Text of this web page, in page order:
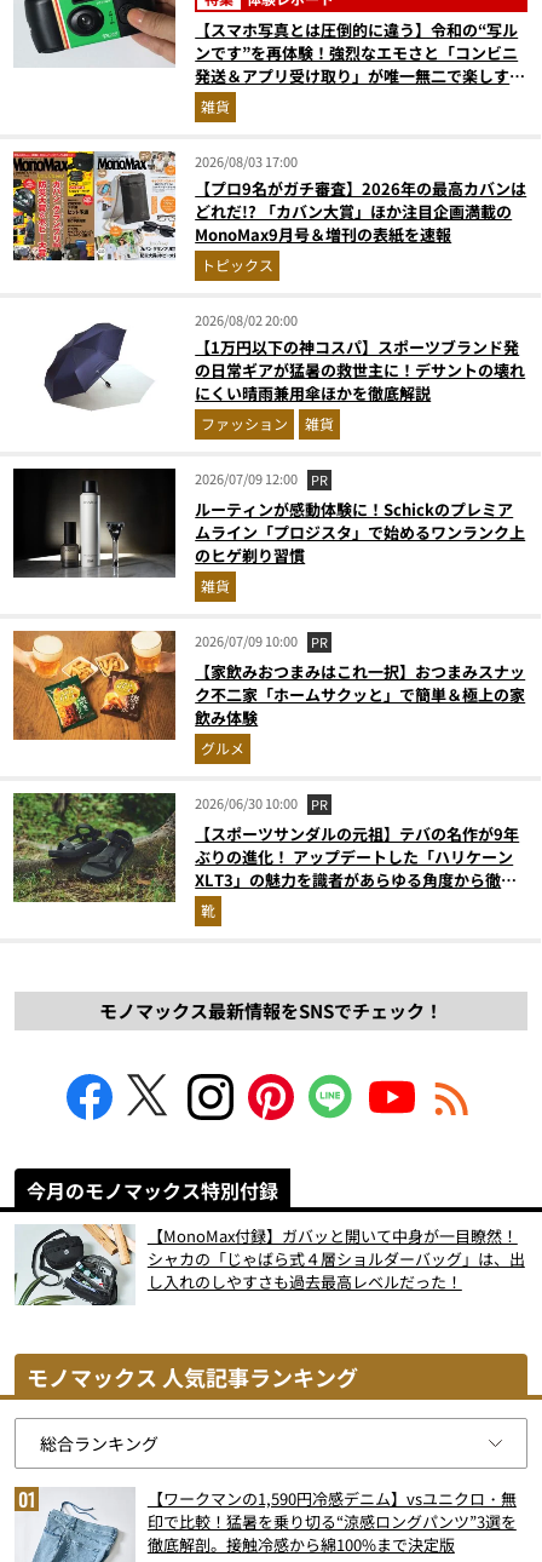
【スマホ写真とは圧倒的に違う】令和の“写ル
ンです”を再体験！強烈なエモさと「コンビニ
発送＆アプリ受け取り」が唯一無二で楽しすぎ
た雑貨
2026/08/03 17:00
【プロ9名がガチ審査】2026年の最高カバンは
どれだ!? 「カバン大賞」ほか注目企画満載の
MonoMax9月号＆増刊の表紙を速報
トピックス
2026/08/02 20:00
【1万円以下の神コスパ】スポーツブランド発
の日常ギアが猛暑の救世主に！デサントの壊れ
にくい晴雨兼用傘ほかを徹底解説
ファッション 雑貨
2026/07/09 12:00 PR
ルーティンが感動体験に！Schickのプレミア
ムライン「プロジスタ」で始めるワンランク上
のヒゲ剃り習慣
雑貨
2026/07/09 10:00 PR
【家飲みおつまみはこれ一択】おつまみスナッ
ク不二家「ホームサクッと」で簡単＆極上の家
飲み体験
グルメ
2026/06/30 10:00 PR
【スポーツサンダルの元祖】テバの名作が9年
ぶりの進化！ アップデートした「ハリケーン
XLT3」の魅力を識者があらゆる角度から徹底
解説！
靴
モノマックス最新情報をSNSでチェック！
今月のモノマックス特別付録
【MonoMax付録】ガバッと開いて中身が一目瞭然！
シャカの「じゃばら式４層ショルダーバッグ」は、出
し入れのしやすさも過去最高レベルだった！
モノマックス 人気記事ランキング
【ワークマンの1,590円冷感デニム】vsユニクロ・無
印で比較！猛暑を乗り切る“涼感ロングパンツ”3選を
徹底解剖。接触冷感から綿100%まで決定版